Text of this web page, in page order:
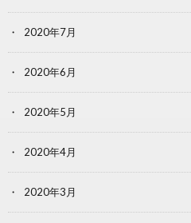
2020年7月
2020年6月
2020年5月
2020年4月
2020年3月